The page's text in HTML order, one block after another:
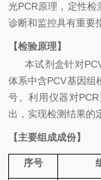
光PCR原理，定性检
诊断和监控具有重要
【检验原理】
本试剂盒针对
体系中含PCV基因组
号。利用仪器对PCR
出，实现检测结果的
【主要组成成份】
序号